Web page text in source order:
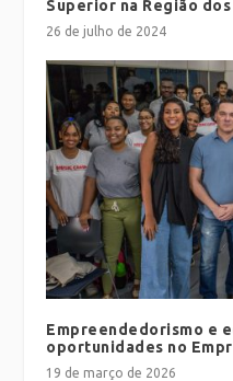
Superior na Região
26 de julho de 2024
Empreendedorismo e
oportunidades no
19 de março de 2026